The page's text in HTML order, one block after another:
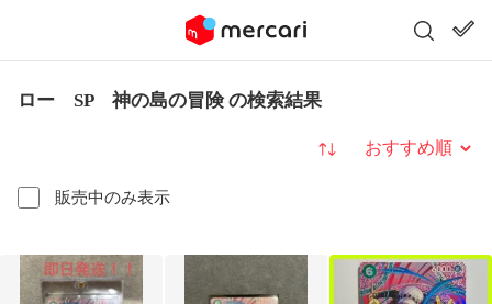
ロー SP 神の島の冒険 の検索結果
販売中のみ表示
並び替え